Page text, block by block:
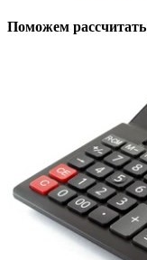
Поможем рассчитать